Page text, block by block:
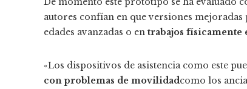
autores confían en que versiones
edades avanzadas o en trabajos físicamente
«Los dispositivos de asistencia como este
con problemas de movilidadcomo los